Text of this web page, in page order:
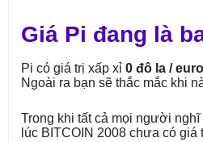
Giá Pi đang là
Pi có giá trị xấp xỉ 0 đô la / euro
Ngoài ra bạn sẽ thắc mắc khi
Trong khi tất cả mọi người
lúc BITCOIN 2008 chưa có